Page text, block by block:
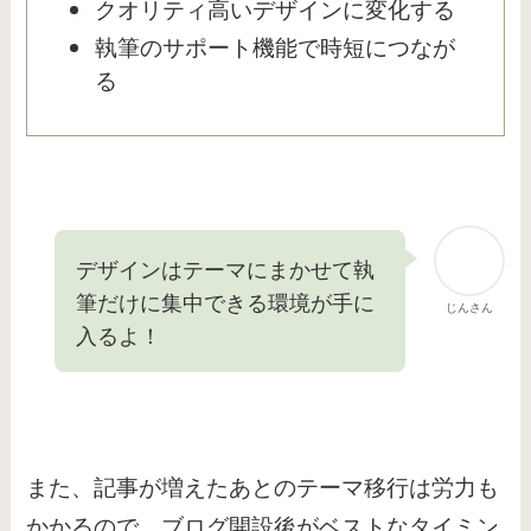
クオリティ高いデザインに変化する
執筆のサポート機能で時短につなが
る
じんさん
デザインはテーマにまかせて執
筆だけに集中できる環境が手に
入るよ！
また、記事が増えたあとのテーマ移行は労力も